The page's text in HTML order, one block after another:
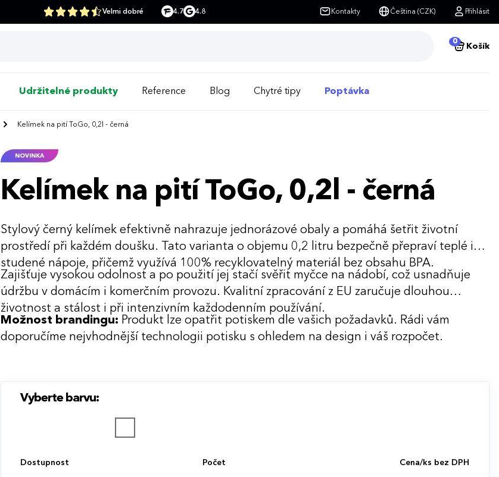
Velmi dobré 4.7 4.8 Kontakty Čeština (CZK) Přihlásit
0
Košík
Udržitelné produkty Reference Blog Chytré tipy Poptávka
Kelímek na pití ToGo, 0,2l - černá
NOVINKA
Kelímek na pití ToGo, 0,2l - černá
Stylový černý kelímek efektivně nahrazuje jednorázové obaly a pomáhá šetřit životní
prostředí při každém doušku. Tato varianta o objemu 0,2 litru bezpečně přepraví teplé i
studené nápoje, přičemž využívá 100% recyklovatelný materiál bez obsahu BPA.
Zajišťuje vysokou odolnost a po použití jej stačí svěřit myčce na nádobí, což usnadňuje
údržbu v domácím i komerčním provozu. Kvalitní zpracování z EU zaručuje dlouhou
životnost a stálost i při intenzivním každodenním používání.
Možnost brandingu: Produkt lze opatřit potiskem dle vašich požadavků. Rádi vám
doporučíme nejvhodnější technologii potisku s ohledem na design i váš rozpočet.
Vyberte barvu:
Dostupnost Počet Cena/ks bez DPH